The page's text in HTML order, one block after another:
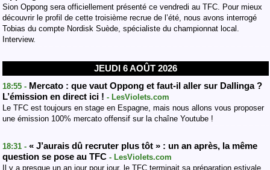
Sion Oppong sera officiellement présenté ce vendredi au TFC. Pour mieux
découvrir le profil de cette troisième recrue de l’été, nous avons interrogé
Tobias du compte Nordisk Suède, spécialiste du championnat local.
Interview.
JEUDI 6 AOÛT 2026
18:55 - Mercato : que vaut Oppong et faut-il aller sur Dallinga ?
L’émission en direct ici ! - LesViolets.com
Le TFC est toujours en stage en Espagne, mais nous allons vous proposer
une émission 100% mercato offensif sur la chaîne Youtube !
18:31 - « J’aurais dû recruter plus tôt » : un an après, la même
question se pose au TFC - LesViolets.com
Il y a presque un an jour pour jour, le TFC terminait sa préparation estivale